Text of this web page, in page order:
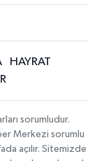
HAYRAT
sorumludur.
Merkezi sorumlu
açılır. Sitemizde